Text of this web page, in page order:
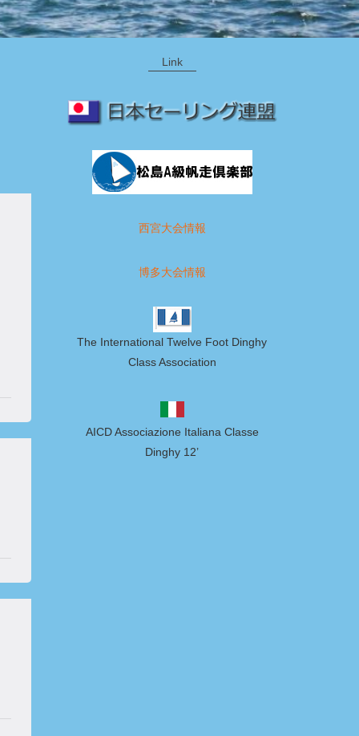
Link
西宮大会情報
博多大会情報
The International Twelve Foot Dinghy
Class Association
AICD Associazione Italiana Classe
Dinghy 12’